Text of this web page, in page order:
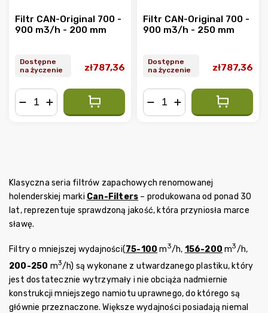
Filtr CAN-Original 700 -
900 m3/h - 200 mm
Dostępne
na życzenie
zł787,36
Filtr CAN-Original 700 -
900 m3/h - 250 mm
Dostępne
na życzenie
zł787,36
Klasyczna seria filtrów zapachowych renomowanej
holenderskiej marki Can-Filters – produkowana od ponad 30
lat, reprezentuje sprawdzoną jakość, która przyniosła marce
sławę.
Filtry o mniejszej wydajności(75-100 m3/h, 156-200 m3/h,
200-250 m3/h) są wykonane z utwardzanego plastiku, który
jest dostatecznie wytrzymały i nie obciąża nadmiernie
konstrukcji mniejszego namiotu uprawnego, do którego są
głównie przeznaczone. Większe wydajności posiadają niemal